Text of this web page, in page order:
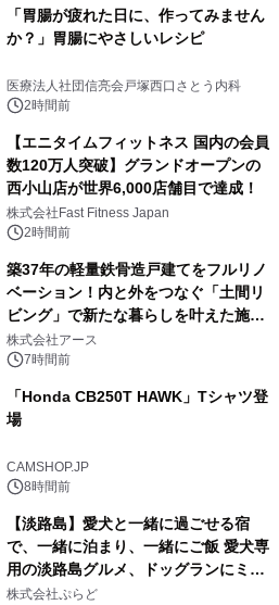
「胃腸が疲れた日に、作ってみません
か？」胃腸にやさしいレシピ
医療法人社団信亮会戸塚西口さとう内科
2時間前
【エニタイムフィットネス 国内の会員
数120万人突破】グランドオープンの
西小山店が世界6,000店舗目で達成！
株式会社Fast Fitness Japan
2時間前
築37年の軽量鉄骨造戸建てをフルリノ
ベーション！内と外をつなぐ「土間リ
ビング」で新たな暮らしを叶えた施工
事例を株式会社アースが公開
株式会社アース
7時間前
「Honda CB250T HAWK」Tシャツ登
場
CAMSHOP.JP
8時間前
【淡路島】愛犬と一緒に過ごせる宿
で、一緒に泊まり、一緒にご飯 愛犬専
用の淡路島グルメ、ドッグランにミニ
プール グランピングとトレーラーハウ
株式会社ぷらど